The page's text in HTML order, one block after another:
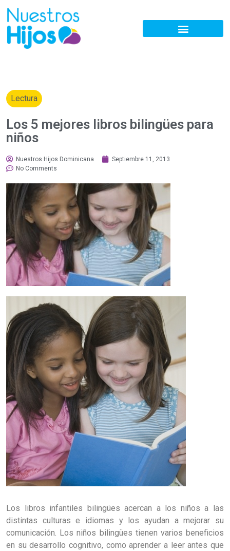
Lectura
Los 5 mejores libros bilingües para
niños
Nuestros Hijos Dominicana
Septiembre 11, 2013
No Comments
Los libros infantiles bilingües acercan a los niños a las
distintas culturas e idiomas y los ayudan a mejorar su
comunicación. Los niños bilingües tienen varios beneficios
en su desarrollo cognitivo, como aprender a leer antes que